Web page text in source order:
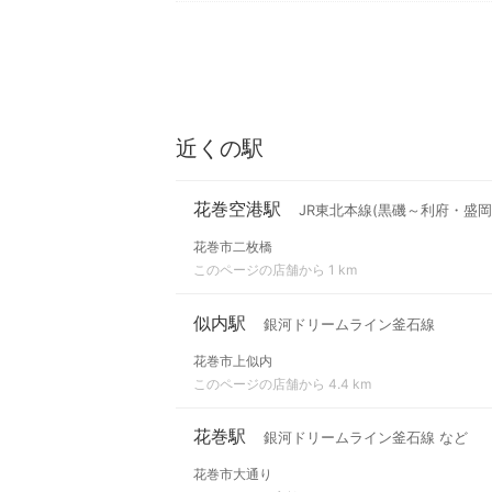
近くの駅
花巻空港駅 JR東北本線(黒磯～利府・盛
花巻市二枚橋
このページの店舗から 1 km
似内駅 銀河ドリームライン釜石線
花巻市上似内
このページの店舗から 4.4 km
花巻駅 銀河ドリームライン釜石線 など
花巻市大通り